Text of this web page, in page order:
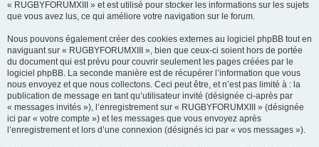
« RUGBYFORUMXIII » et est utilisé pour stocker les informations sur les sujets
que vous avez lus, ce qui améliore votre navigation sur le forum.
Nous pouvons également créer des cookies externes au logiciel phpBB tout en
naviguant sur « RUGBYFORUMXIII », bien que ceux-ci soient hors de portée
du document qui est prévu pour couvrir seulement les pages créées par le
logiciel phpBB. La seconde manière est de récupérer l’information que vous
nous envoyez et que nous collectons. Ceci peut être, et n’est pas limité à : la
publication de message en tant qu’utilisateur invité (désignée ci-après par
« messages invités »), l’enregistrement sur « RUGBYFORUMXIII » (désignée
ici par « votre compte ») et les messages que vous envoyez après
l’enregistrement et lors d’une connexion (désignés ici par « vos messages »).